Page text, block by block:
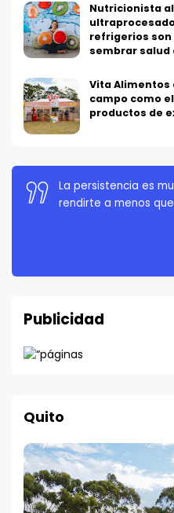
Nutricionista
refrigerios
sembrar salud
Vita Alimentos
campo como
productos de
La persistencia es
rendirte a menos
Publicidad
Quito